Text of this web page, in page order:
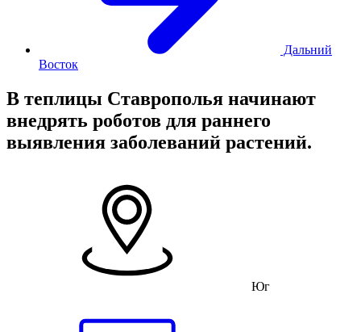
Дальний
Восток
В теплицы Ставрополья начинают
внедрять роботов для раннего
выявления заболеваний растений.
Юг